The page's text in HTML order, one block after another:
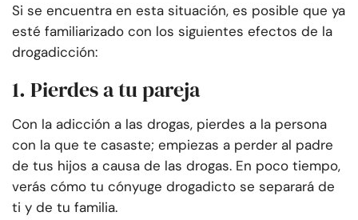
Si se encuentra en esta situación, es posible que ya
esté familiarizado con los siguientes efectos de la
drogadicción:
1. Pierdes a tu pareja
Con la adicción a las drogas, pierdes a la persona
con la que te casaste; empiezas a perder al padre
de tus hijos a causa de las drogas. En poco tiempo,
verás cómo tu cónyuge drogadicto se separará de
ti y de tu familia.